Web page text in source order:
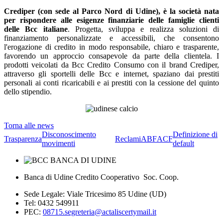
Crediper (con sede al Parco Nord di Udine), è la società nata
per rispondere alle esigenze finanziarie delle famiglie clienti
delle Bcc italiane. Progetta, sviluppa e realizza soluzioni di
finanziamento personalizzate e accessibili, che consentono
l'erogazione di credito in modo responsabile, chiaro e trasparente,
favorendo un approccio consapevole da parte della clientela. I
prodotti veicolati da Bcc Credito Consumo con il brand Crediper,
attraverso gli sportelli delle Bcc e internet, spaziano dai prestiti
personali ai conti ricaricabili e ai prestiti con la cessione del quinto
dello stipendio.
Torna alle news
Trasparenza
Disconoscimento
movimenti
ReclamiABFACF
Definizione di
default
Banca di Udine Credito Cooperativo Soc. Coop.
Sede Legale: Viale Tricesimo 85 Udine (UD)
Tel: 0432 549911
PEC: 08715.segreteria@actaliscertymail.it